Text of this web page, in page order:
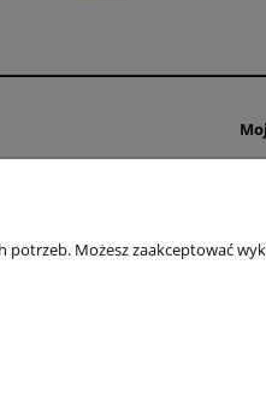
Możesz zaakceptować